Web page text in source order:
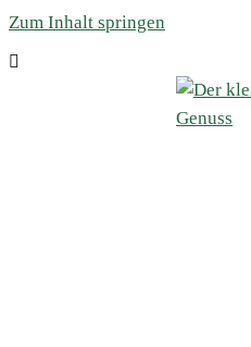
Zum Inhalt springen